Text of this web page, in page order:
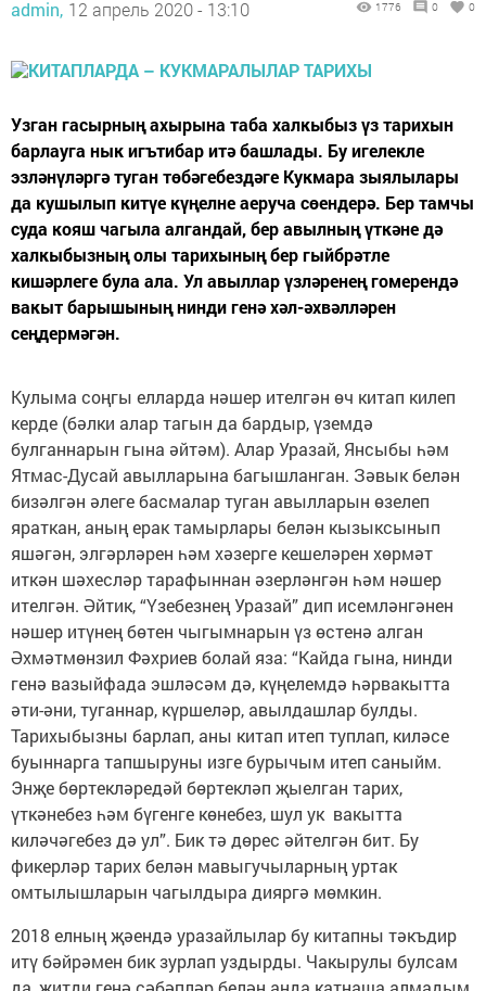
admin, 12 апрель 2020 - 13:10 1776 0 0
Узган гасырның ахырына таба халкыбыз үз тарихын
барлауга нык игътибар итә башлады. Бу игелекле
эзләнүләргә туган төбәгебездәге Кукмара зыялылары
да кушылып китүе күңелне аеруча сөендерә. Бер тамчы
суда кояш чагыла алгандай, бер авылның үткәне дә
халкыбызның олы тарихының бер гыйбрәтле
кишәрлеге була ала. Ул авыллар үзләренең гомерендә
вакыт барышының нинди генә хәл-әхвәлләрен
сеңдермәгән.
Кулыма соңгы елларда нәшер ителгән өч китап килеп
керде (бәлки алар тагын да бардыр, үземдә
булганнарын гына әйтәм). Алар Уразай, Янсыбы һәм
Ятмас-Дусай авылларына багышланган. Зәвык белән
бизәлгән әлеге басмалар туган авылларын өзелеп
яраткан, аның ерак тамырлары белән кызыксынып
яшәгән, элгәрләрен һәм хәзерге кешеләрен хөрмәт
иткән шәхесләр тарафыннан әзерләнгән һәм нәшер
ителгән. Әйтик, “Үзебезнең Уразай” дип исемләнгәнен
нәшер итүнең бөтен чыгымнарын үз өстенә алган
Әхмәтмөнзил Фәхриев болай яза: “Кайда гына, нинди
генә вазыйфада эшләсәм дә, күңелемдә һәрвакытта
әти-әни, туганнар, күршеләр, авылдашлар булды.
Тарихыбызны барлап, аны китап итеп туплап, киләсе
буыннарга тапшыруны изге бурычым итеп саныйм.
Энҗе бөртекләредәй бөртекләп җыелган тарих,
үткәнебез һәм бүгенге көнебез, шул ук вакытта
киләчәгебез дә ул”. Бик тә дөрес әйтелгән бит. Бу
фикерләр тарих белән мавыгучыларның уртак
омтылышларын чагылдыра дияргә мөмкин.
2018 елның җәендә уразайлылар бу китапны тәкъдир
итү бәйрәмен бик зурлап уздырды. Чакырулы булсам